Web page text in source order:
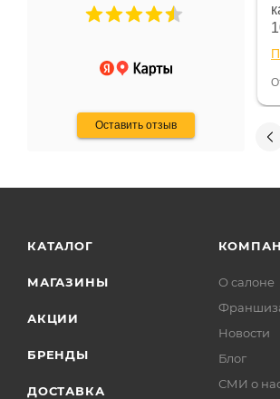
Оставить отзыв
Не понравились условия
и дают только на год)
КАТАЛОГ
МАГАЗИНЫ
АКЦИИ
БРЕНДЫ
ДОСТАВКА
О салоне
Новости
Блог
СМИ о